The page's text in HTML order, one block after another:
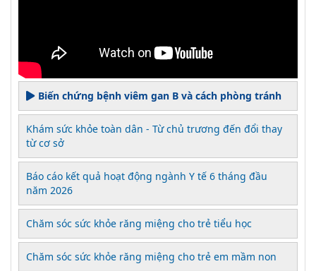
Biến chứng bệnh viêm gan B và cách phòng tránh
Khám sức khỏe toàn dân - Từ chủ trương đến đổi thay
từ cơ sở
Báo cáo kết quả hoạt động ngành Y tế 6 tháng đầu
năm 2026
Chăm sóc sức khỏe răng miệng cho trẻ tiểu học
Chăm sóc sức khỏe răng miệng cho trẻ em mầm non